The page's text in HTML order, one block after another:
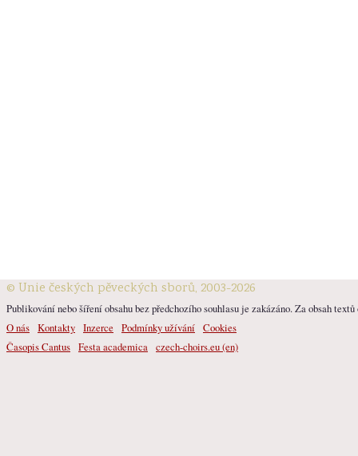
© Unie českých pěveckých sborů, 2003-2026
Publikování nebo šíření obsahu bez předchozího souhlasu je zakázáno. Za obsah
O nás Kontakty Inzerce Podmínky užívání Cookies
Časopis Cantus Festa academica czech-choirs.eu (en)